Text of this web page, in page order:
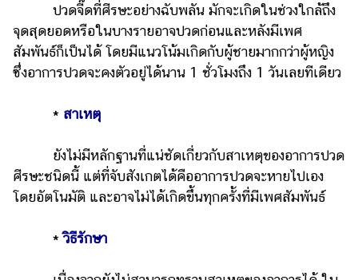
ปวดจี๊ดที่ศีรษะอย่างฉับพลัน มักจะเกิดในช่วงใกล้ถึง
จุดสุดยอดหรือในบางรายอาจปวดก่อนและหลังมีเพศ
สัมพันธ์ก็เป็นได้ โดยมีแนวโน้มเกิดกับผู้ชายมากกว่าผู้หญิง
ซึ่งอาการปวดจะคงตัวอยู่ได้นาน 1 ชั่วโมงถึง 1 วันเลยทีเดียว
* สาเหตุ
ยังไม่มีหลักฐานที่แน่ชัดเกี่ยวกับสาเหตุของอาการปวด
ศีรษะชนิดนี้ แต่ที่จับสังเกตได้คืออาการปวดจะหายไปเอง
โดยอัตโนมัติ และอาจไม่ได้เกิดขึ้นทุกครั้งที่มีเพศสัมพันธ์
*วิธีรักษา